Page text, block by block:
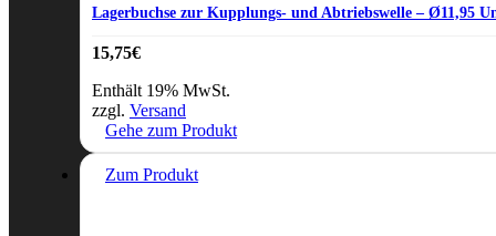
Lagerbuchse zur Kupplungs- und Abtriebswelle – Ø11,95
15,75€
Enthält 19% MwSt.
zzgl. Versand
Gehe zum Produkt
Zum Produkt